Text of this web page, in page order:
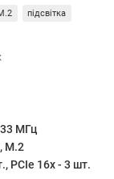
підсвітка
МГц
M.2
PCIe 16x - 3 шт.